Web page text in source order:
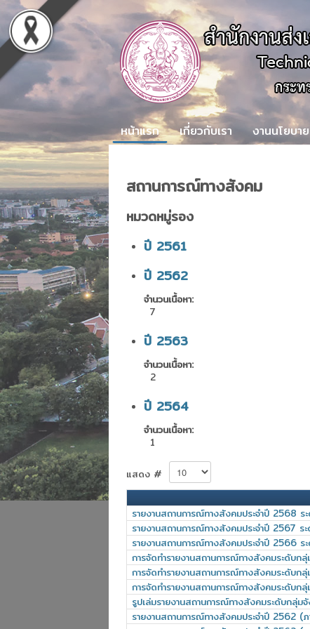
หน้าแรก เกี่ยวกับเรา งานนโยบาย
สถานการณ์ทางสังคม
หมวดหมู่รอง
ปี 2561
ปี 2562
จำนวนเนื้อหา:
7
ปี 2563
จำนวนเนื้อหา:
2
ปี 2564
จำนวนเนื้อหา:
1
แสดง #
รายงานสถานการณ์ทางสังคมประจำปี 2568 ร
รายงานสถานการณ์ทางสังคมประจำปี 2567 ร
รายงานสถานการณ์ทางสังคมประจำปี 2566 ร
การจัดทำรายงานสถานการณ์ทางสังคมระดับ
การจัดทำรายงานสถานการณ์ทางสังคมระดับ
การจัดทำรายงานสถานการณ์ทางสังคมระดับ
รูปเล่มรายงานสถานการณ์ทางสังคมระดับก
รายงานสถานการณ์ทางสังคมประจำปี 2562 (